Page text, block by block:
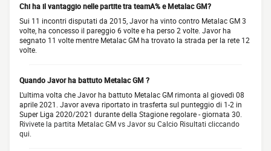
Chi ha il vantaggio nelle partite tra teamA% e Metalac GM?
Sui 11 incontri disputati da 2015, Javor ha vinto contro Metalac GM 3
volte, ha concesso il pareggio 6 volte e ha perso 2 volte. Javor ha
segnato 11 volte mentre Metalac GM ha trovato la strada per la rete 12
volte.
Quando Javor ha battuto Metalac GM ?
L'ultima volta che Javor ha battuto Metalac GM rimonta al giovedì 08
aprile 2021. Javor aveva riportato in trasferta sul punteggio di 1-2 in
Super Liga 2020/2021 durante della Stagione regolare - giornata 30.
Rivivete la partita Metalac GM vs Javor su Calcio Risultati cliccando
qui.